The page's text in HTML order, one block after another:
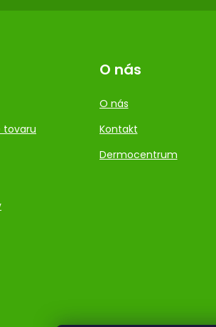
tovaru
O nás
O nás
Kontakt
Dermocentrum